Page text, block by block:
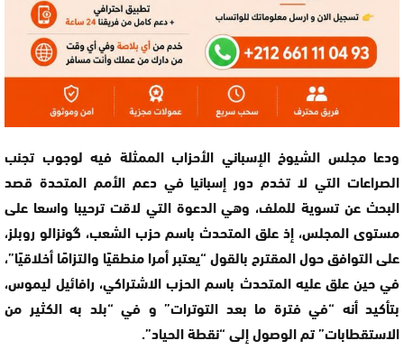
ودعا مجلس الشيوخ الإسباني الأحزاب الممثلة فيه لوجوب تجنب
الصراعات التي لا تخدم دور إسبانيا في دعم الأمم المتحدة قصد
البحث عن تسوية للملف، وهي الدعوة التي لاقت ترحيبا واسعا على
مستوى المجلس، إذ علق المتحدث باسم حزب الشعب، گونزالو روبلز،
على التوافق حول المقترح بالقول “يعتبر أمرا منطقيًا والتزامًا أخلاقيًا”،
في حين علق عليه المتحدث باسم الحزب الاشتراكي، رافائيل ليموس،
بتأكيد أنه “في فترة ما بعد التوترات” و في “بلد به الكثير من
الاستقطابات” تم الوصول إلى “نقطة الحياد”.